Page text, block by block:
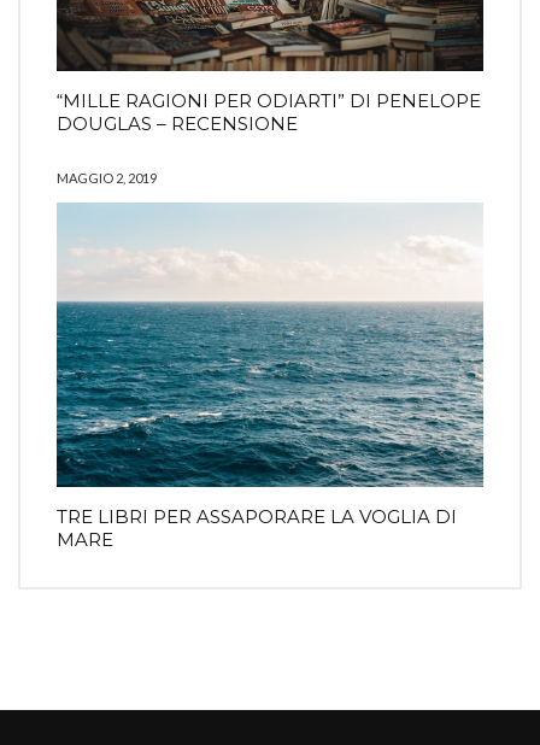
“MILLE RAGIONI PER ODIARTI” DI PENELOPE
DOUGLAS – RECENSIONE
MAGGIO 2, 2019
TRE LIBRI PER ASSAPORARE LA VOGLIA DI
MARE